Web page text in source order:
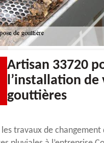
Artisan 33720
l’installation de
gouttières
travaux de changement